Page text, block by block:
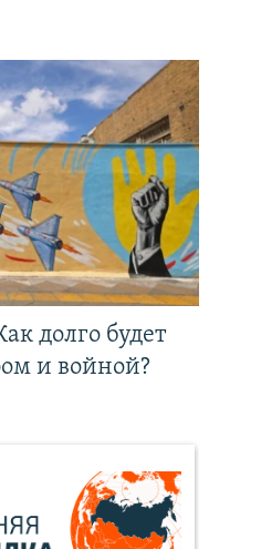
долго будет
и войной?